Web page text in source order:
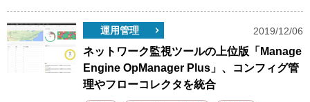
運用管理 2019/12/06
ネットワーク監視ツールの上位版「Manage
Engine OpManager Plus」、コンフィグ管
理やフローコレクタを統合